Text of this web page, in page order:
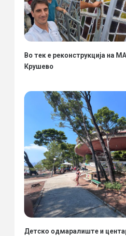
Во тек е реконструкција на
Крушево
Детско одмаралиште и